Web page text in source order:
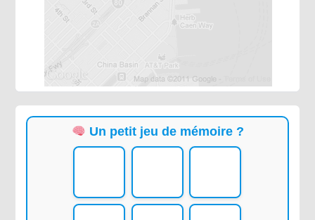
Un petit jeu de mémoire ?